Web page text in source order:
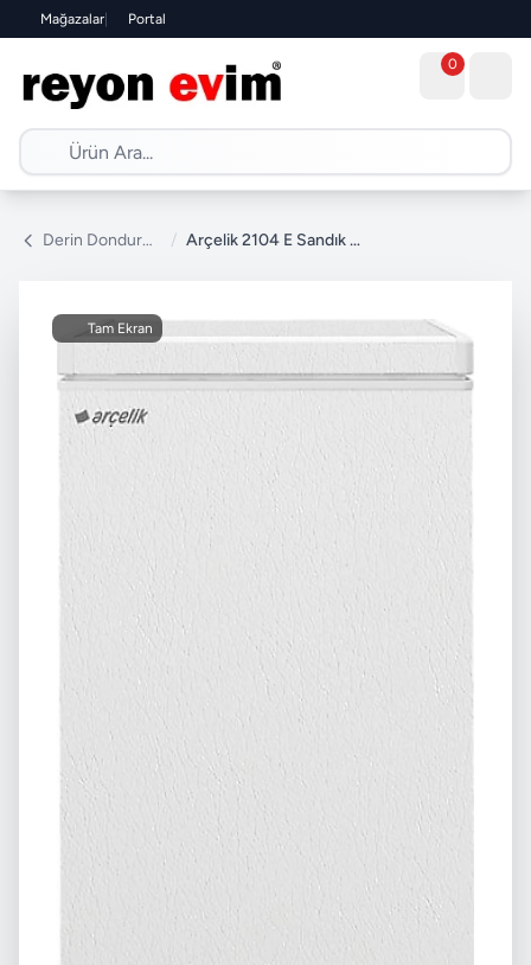
Mağazalar| Portal
0
Derin Dondurucu / Arçelik 2104 E Sandık Tipi Derin Dondurucu
Tam Ekran